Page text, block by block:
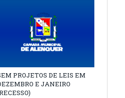
PROJETOS DE LEIS EM
E JANEIRO